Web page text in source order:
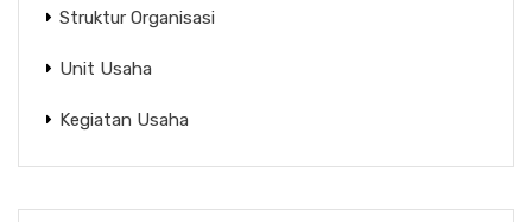
Struktur Organisasi
Unit Usaha
Kegiatan Usaha